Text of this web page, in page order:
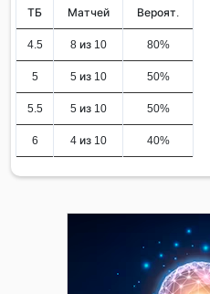
ТБ Матчей Вероят.
4.5 8 из 10 80%
5 5 из 10 50%
5.5 5 из 10 50%
6 4 из 10 40%